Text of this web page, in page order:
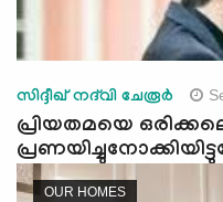
സിദ്ദീഖ് നദ്‌വി ചേരൂര്‍
പ്രിയതമയെ
OUR HOMES